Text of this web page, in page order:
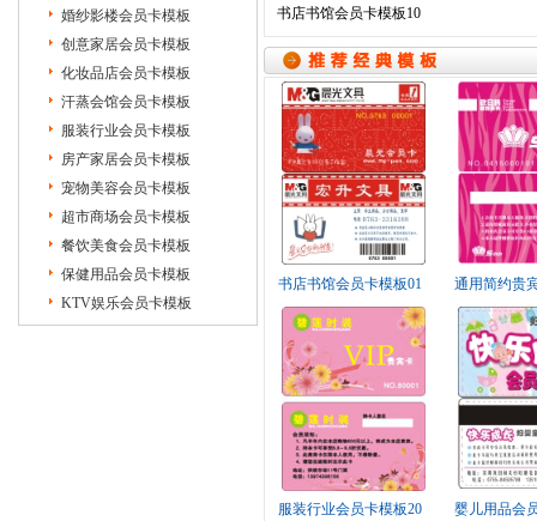
书店书馆会员卡模板10
书店书馆会员卡模板01 通用简约贵
服装行业会员卡模板20 婴儿用品会
婚纱影楼会员卡模板
创意家居会员卡模板
化妆品店会员卡模板
汗蒸会馆会员卡模板
服装行业会员卡模板
房产家居会员卡模板
宠物美容会员卡模板
超市商场会员卡模板
餐饮美食会员卡模板
保健用品会员卡模板
KTV娱乐会员卡模板